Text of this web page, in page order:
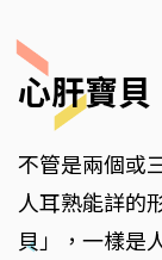
心肝寶貝
不管是兩個或
人耳熟能詳的
貝」，一樣是